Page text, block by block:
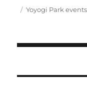
w
i
r
Posted
Categories
Yoyogi Park events